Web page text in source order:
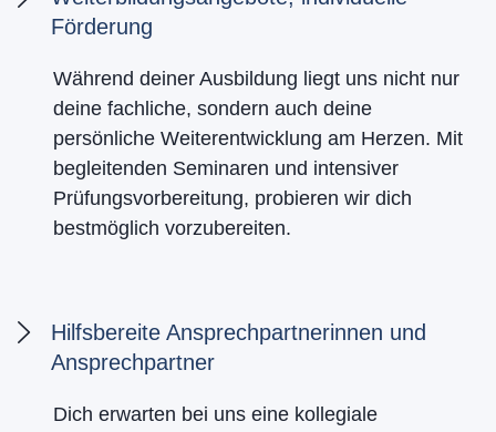
Förderung
Während deiner Ausbildung liegt uns nicht nur
deine fachliche, sondern auch deine
persönliche Weiterentwicklung am Herzen. Mit
begleitenden Seminaren und intensiver
Prüfungsvorbereitung, probieren wir dich
bestmöglich vorzubereiten.
Hilfsbereite Ansprechpartnerinnen und
Ansprechpartner
Dich erwarten bei uns eine kollegiale